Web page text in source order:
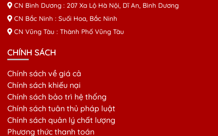
CN Bình Dương : 207 Xa Lộ Hà Nội, Dĩ An, Bình Dương
CN Bắc Ninh : Suối Hoa, Bắc Ninh
CN Vũng Tàu : Thành Phố Vũng Tàu
CHÍNH SÁCH
Chính sách về giá cả
Chính sách khiếu nại
Chính sách bảo trì hệ thống
Chính sách tuân thủ pháp luật
Chính sách quản lý chất lượng
Phương thức thanh toán